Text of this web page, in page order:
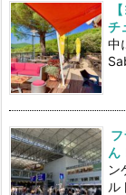
チ
中
ん
ン
ル